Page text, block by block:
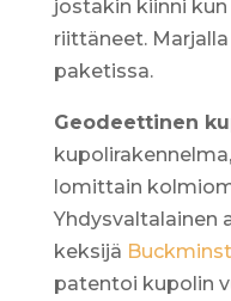
jostakin kiinni
riittäneet.
paketissa.
Geodeettinen
lomittain
Yhdysvaltalainen
keksijä
patentoi kupolin